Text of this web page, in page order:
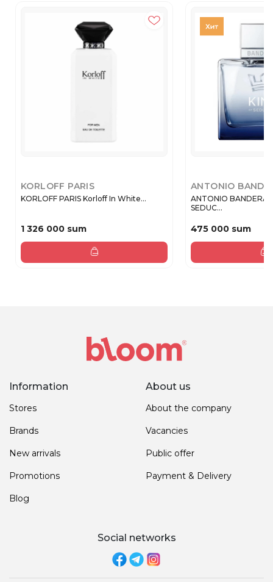
KORLOFF PARIS
KORLOFF PARIS Korloff In White...
1 326 000 sum
ANTONIO
ANTONIO
SEDUC...
475 000 sum
Information
Stores
Brands
New arrivals
Promotions
Blog
About us
About the company
Vacancies
Public offer
Payment & Delivery
Social networks